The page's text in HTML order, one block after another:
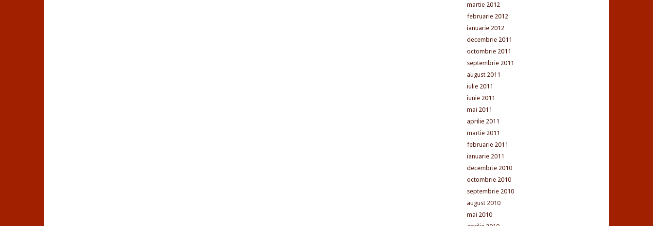
martie 2012
februarie 2012
ianuarie 2012
decembrie 2011
octombrie 2011
septembrie 2011
august 2011
iulie 2011
iunie 2011
mai 2011
aprilie 2011
martie 2011
februarie 2011
ianuarie 2011
decembrie 2010
octombrie 2010
septembrie 2010
august 2010
mai 2010